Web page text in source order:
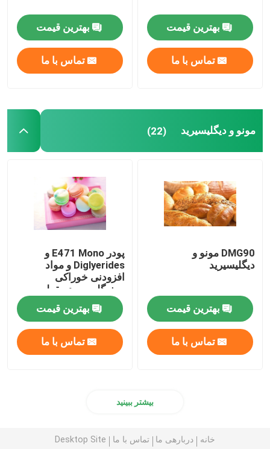
بهترین قیمت
تماس با ما
بهترین قیمت
تماس با ما
مونو و دیگلیسیرید (22)
DMG90 مونو و
دیگلیسیرید
بهترین قیمت
تماس با ما
پودر E471 Mono و
Diglyerides و مواد
افزودنی خوراکی
مونوگلیسیرید مقطر
بهترین قیمت
تماس با ما
بیشتر ببینید
خانه دربارهی ما تماس با ما Desktop Site